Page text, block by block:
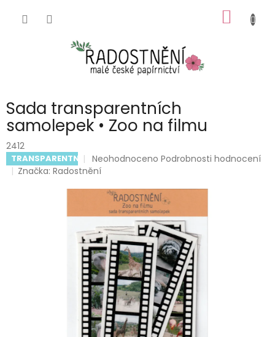
KOŠÍK
Sada transparentních
samolepek • Zoo na filmu
2412
TRANSPARENTNÍ
Průměrné
hodnocení
je
z
5
hvězdiček.
Neohodnoceno Podrobnosti hodnocení
Značka:Radostnění